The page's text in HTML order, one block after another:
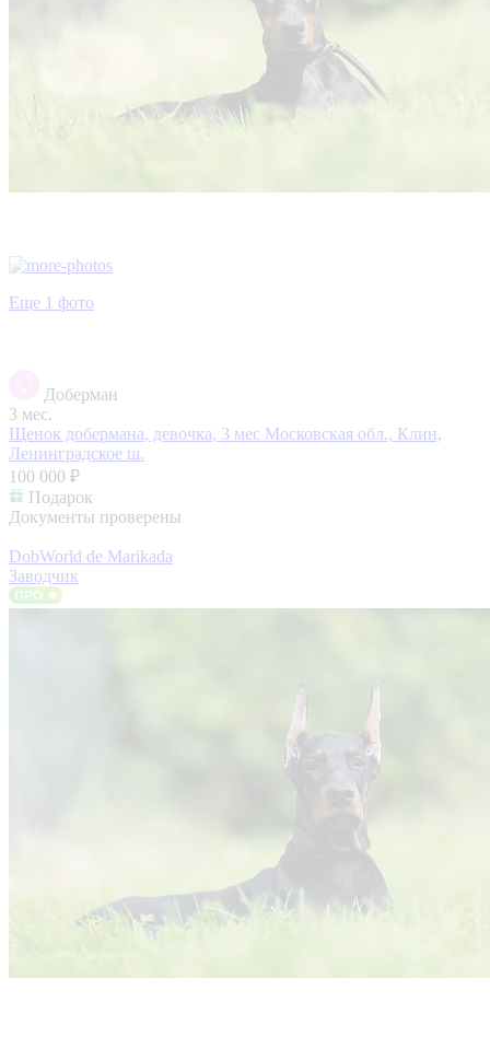
Еще 1 фото
Доберман
3 мес.
Щенок добермана, девочка, 3 мес Московская обл., Клин,
Ленинградское ш.
100 000 ₽
Подарок
Документы проверены
DobWorld de Marikada
Заводчик